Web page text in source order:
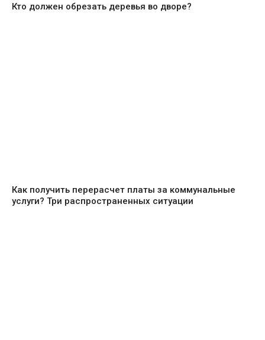
Кто должен обрезать деревья во дворе?
Как получить перерасчет платы за коммунальные
услуги? Три распространенных ситуации